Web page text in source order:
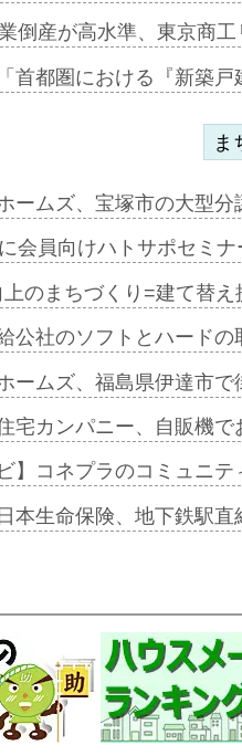
倒産が高水準、東京商
首都圏における『新築
ま
ームズ、宝塚市の大型
会員向けハトサポセミ
上のまちづくり=建て替
公社のソフトとハード
ームズ、福島県伊達市
宅カンパニー、自販機
ビ】コネプラのコミュニ
本生命保険、地下鉄駅